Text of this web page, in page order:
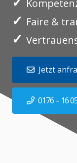
✓ Faire &
✓
Jetzt
0176 – 16